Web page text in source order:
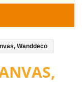
Wanddeco